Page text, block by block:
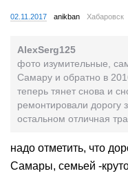
02.11.2017 anikban Хабаровск
AlexSerg125
фото изумительные,
Самару и обратно в
теперь тянет снова и
ремонтировали дорогу
остальном отличная
надо отметить, что
Самары, семьей -